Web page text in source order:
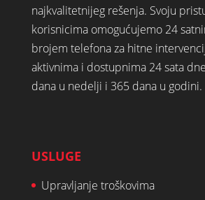
najkvalitetnijeg rešenja. Svoju
korisnicima omogućujemo 24
brojem telefona za hitne
aktivnima i dostupnima 24 sata
dana u nedelji i 365 dana u godini.
USLUGE
Upravljanje troškovima